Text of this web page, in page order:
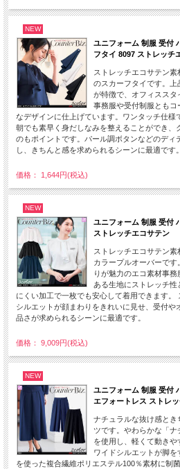
NEW
ユニフォーム 制服 受付
フタイ 8097 ストレッチ
ストレッチエコサテン
のスカーフタイです。
が特徴で、オフィススタ
事務服や受付制服とも
なデザインに仕上げています。ワンタッチ仕様
朝でも素早く身だしなみを整えることができ、
のもポイントです。パール調ボタンなどのディ
し、きちんと感を求められるシーンに最適です。
価格： 1,644円(税込)
NEW
ユニフォーム 制服 受付
ストレッチエコサテン
ストレッチエコサテン
カラープルオーバーで
りが魅力のエコ素材事
ある生地にストレッチ
にくい加工で一枚でも安心して着用できます。
シルエットが顔まわりをきれいに見せ、受付や
品さが求められるシーンに最適です。
価格： 9,009円(税込)
NEW
ユニフォーム 制服 受付
エフォートレス ストレ
ナチュラルな抜け感とき
ツです。やわらかな「
を使用し、軽くて動き
ワイドシルエットが脚
を使った複合繊維ポリエステル100％素材に制